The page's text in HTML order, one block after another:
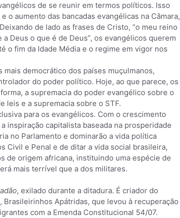
de se reunir em termos políticos. Isso
aumento das bancadas evangélicas na Câmara,
de lado as frases de Cristo, “o meu reino
Deus o que é de Deus”, os evangélicos querem
o fim da Idade Média e o regime em vigor nos
democrático dos países muçulmanos,
do poder político. Hoje, ao que parece, os
a supremacia do poder evangélico sobre o
leis e a supremacia sobre o STF.
para os evangélicos. Com o crescimento
inspiração capitalista baseada na prosperidade
no Parlamento e dominarão a vida política
Civil e Penal e de ditar a vida social brasileira,
de origem africana, instituindo uma espécie de
mais terrível que a dos militares.
, exilado durante a ditadura. É criador do
Apátridas, que levou à recuperação
com a Emenda Constitucional 54/07.